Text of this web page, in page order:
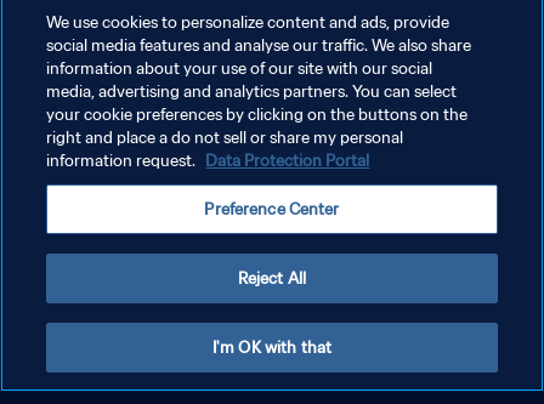
MOSTRA DI PIÙ
PRIVACY POLICY
TERMINI DI SERVIZIO
GESTISCI LE TUE PREFERENZE PER I COOKIES
We use cookies to personalize content and ads, provide
social media features and analyse our traffic. We also share
information about your use of our site with our social
media, advertising and analytics partners. You can select
your cookie preferences by clicking on the buttons on the
right and place a do not sell or share my personal
information request. Data Protection Portal
Preference Center
Reject All
I'm OK with that